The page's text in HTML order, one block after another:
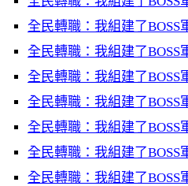
全民轉職：我組建了BOSS
全民轉職：我組建了BOSS
全民轉職：我組建了BOSS
全民轉職：我組建了BOSS
全民轉職：我組建了BOSS
全民轉職：我組建了BOSS
全民轉職：我組建了BOSS